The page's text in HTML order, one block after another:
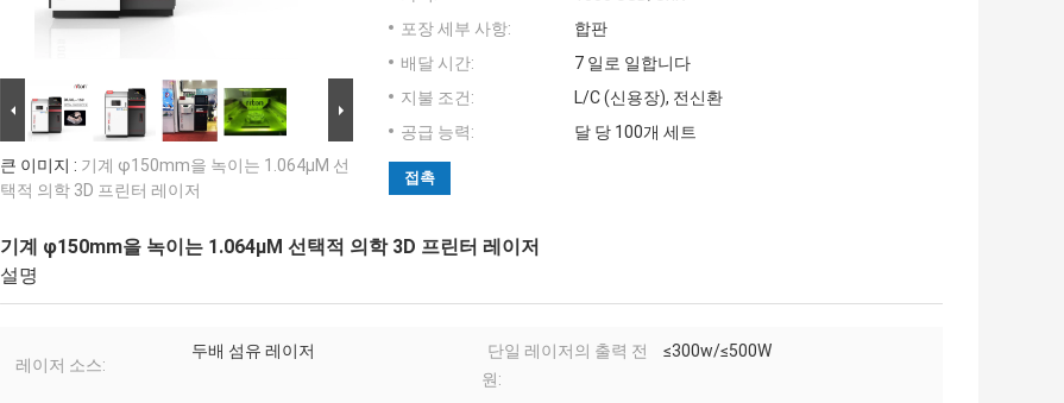
큰 이미지 : 기계 φ150mm을 녹이는 1.064μM 선
택적 의학 3D 프린터 레이저
포장 세부 사항:
합판
배달 시간:
7 일로 일합니다
지불 조건:
L/C (신용장), 전신환
공급 능력:
달 당 100개 세트
접촉
기계 φ150mm을 녹이는 1.064μM 선택적 의학 3D 프린터 레이저
설명
레이저 소스:
두배 섬유 레이저
단일 레이저의 출력 전
원:
≤300w/≤500W